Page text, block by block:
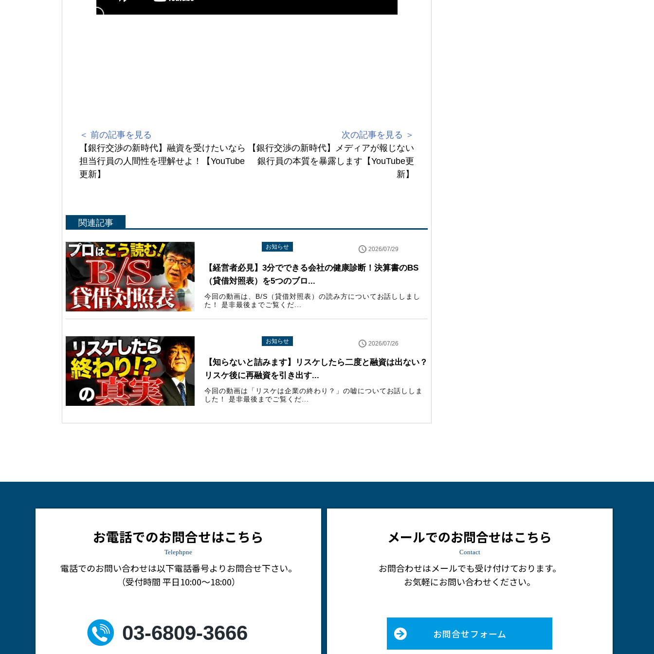
＜ 前の記事を見る
【銀行交渉の新時代】融資を受けたいなら
担当行員の人間性を理解せよ！【YouTube
更新】
次の記事を見る ＞
【銀行交渉の新時代】メディアが報じない
銀行員の本質を暴露します【YouTube更
新】
関連記事
お知らせ 2026/07/29
【経営者必見】3分でできる会社の健康診断！決算書のBS
（貸借対照表）を5つのブロ...
今回の動画は、B/S（貸借対照表）の読み方についてお話ししまし
た！ 是非最後までご覧くだ...
お知らせ 2026/07/26
【知らないと詰みます】リスケしたら二度と融資は出ない？
リスケ後に再融資を引き出す...
今回の動画は「リスケは企業の終わり？」の嘘についてお話ししま
した！ 是非最後までご覧くだ...
お電話でのお問合せはこちら
Telephpne
電話でのお問い合わせは以下電話番号よりお問合せ下さい。
（受付時間 平日10:00～18:00）
03-6809-3666
メールでのお問合せはこちら
Contact
お問合わせはメールでも受け付けております。
お気軽にお問い合わせください。
お問合せフォーム